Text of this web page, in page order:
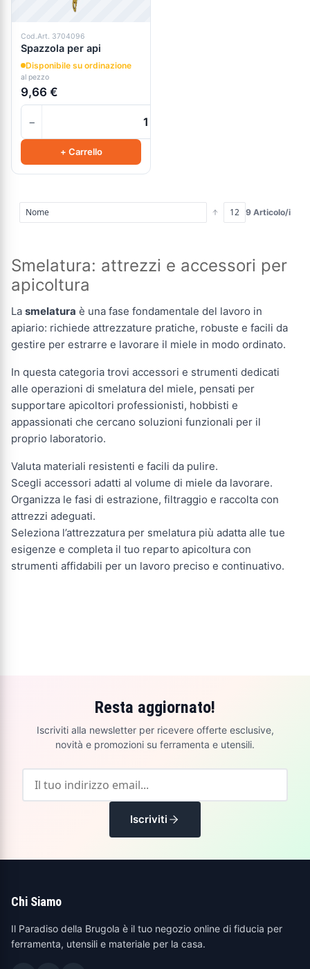
Cod.Art. 3704096
Spazzola per api
Disponibile su ordinazione
al pezzo
9,66 €
−
+ Carrello
9 Articolo/i
Smelatura: attrezzi e accessori per
apicoltura
La smelatura è una fase fondamentale del lavoro in
apiario: richiede attrezzature pratiche, robuste e facili da
gestire per estrarre e lavorare il miele in modo ordinato.
In questa categoria trovi accessori e strumenti dedicati
alle operazioni di smelatura del miele, pensati per
supportare apicoltori professionisti, hobbisti e
appassionati che cercano soluzioni funzionali per il
proprio laboratorio.
Valuta materiali resistenti e facili da pulire.
Scegli accessori adatti al volume di miele da lavorare.
Organizza le fasi di estrazione, filtraggio e raccolta con
attrezzi adeguati.
Seleziona l’attrezzatura per smelatura più adatta alle tue
esigenze e completa il tuo reparto apicoltura con
strumenti affidabili per un lavoro preciso e continuativo.
Resta aggiornato!
Iscriviti alla newsletter per ricevere offerte esclusive,
novità e promozioni su ferramenta e utensili.
Iscriviti
Chi Siamo
Il Paradiso della Brugola è il tuo negozio online di fiducia per
ferramenta, utensili e materiale per la casa.